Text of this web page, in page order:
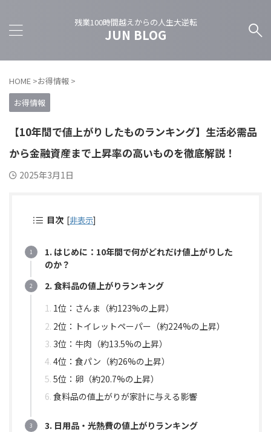
残業100時間越えからの人生大逆転
JUN BLOG
HOME >お得情報 >
お得情報
【10年間で値上がりしたものランキング】生活必需品
から金融資産まで上昇率の高いものを徹底解説！
2025年3月1日
目次 [非表示]
1. はじめに：10年間で何がどれだけ値上がりした
のか？
2. 食料品の値上がりランキング
1位：さんま（約123%の上昇）
2位：トイレットペーパー（約224%の上昇）
3位：牛肉（約13.5%の上昇）
4位：食パン（約26%の上昇）
5位：卵（約20.7%の上昇）
食料品の値上がりが家計に与える影響
3. 日用品・光熱費の値上がりランキング